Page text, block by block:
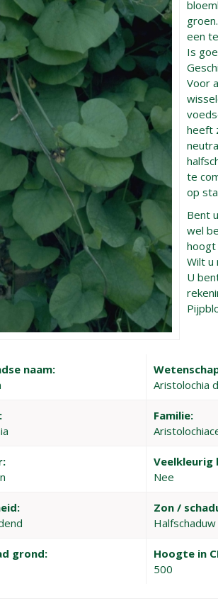
een
Is
Voor
heeft
te
op
Bent
wel
hoogt
Wilt
U
naam:
Aristolochia
Familie:
Veelkleurig
Nee
Zon /
Halfschaduw
grond:
Hoogte in
500